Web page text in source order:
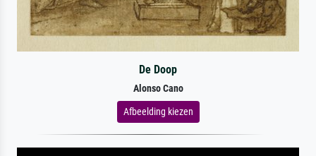
De Doop
Alonso Cano
Afbeelding kiezen